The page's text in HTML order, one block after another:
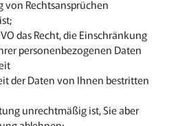
von Rechtsansprüchen
das Recht, die Einschränkung
personenbezogenen Daten
der Daten von Ihnen bestritten
unrechtmäßig ist, Sie aber